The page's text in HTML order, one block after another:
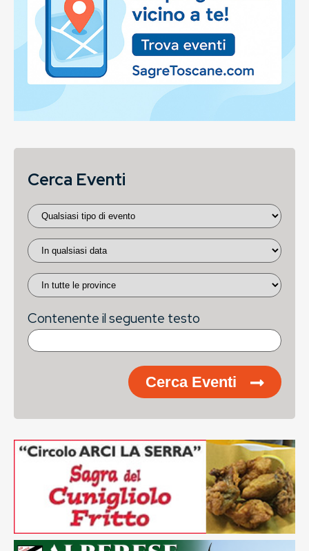
Cerca Eventi
Contenente il seguente testo
Cerca Eventi